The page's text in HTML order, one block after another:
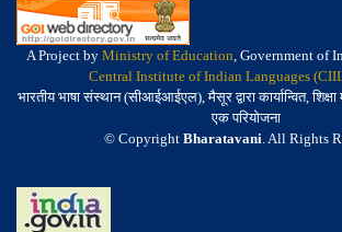
A Project by Ministry of Education, Government of
Central Institute of Indian Languages
भारतीय भाषा संस्थान (सीआईआईएल), मैसूर द्वारा कार्यान्वित,
एक परियोजना
© Copyright Bharatavani. All Rights